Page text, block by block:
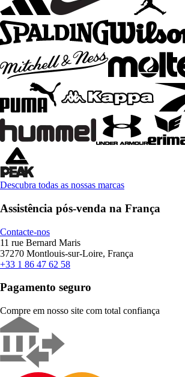
Descubra todas as nossas marcas
Assistência pós-venda na França
Contacte-nos
11 rue Bernard Maris
37270 Montlouis-sur-Loire, França
+33 1 86 47 62 58
Pagamento seguro
Compre em nosso site com total confiança